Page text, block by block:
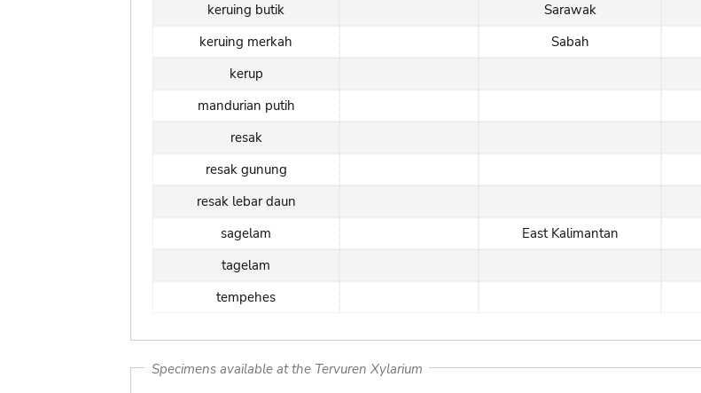
keruing butik
Sarawak
keruing merkah
Sabah
kerup
mandurian putih
resak
resak gunung
resak lebar daun
sagelam
East Kalimantan
tagelam
tempehes
Specimens available at the Tervuren Xylarium